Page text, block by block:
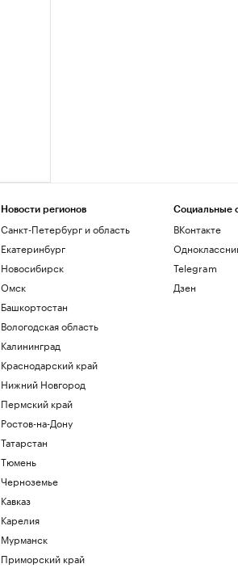
Новости регионов
Санкт-Петербург и область
Екатеринбург
Новосибирск
Омск
Башкортостан
Вологодская область
Калининград
Краснодарский край
Нижний Новгород
Пермский край
Ростов-на-Дону
Татарстан
Тюмень
Черноземье
Кавказ
Карелия
Мурманск
Приморский край
Социальные
ВКонтакте
Telegram
Дзен